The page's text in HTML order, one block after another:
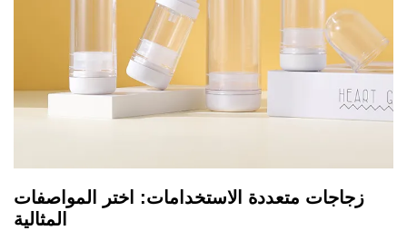
زجاجات متعددة الاستخدامات: اختر المواصفات
المثالية